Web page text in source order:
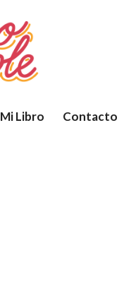
Mi Libro Contacto